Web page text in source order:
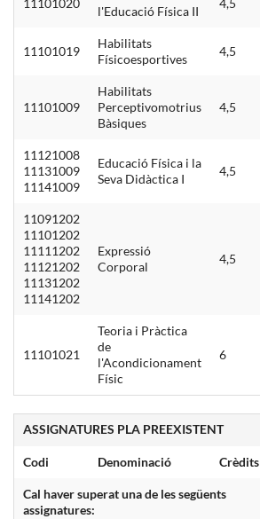
l'Educació Física II
11101019
Habilitats
Físicoesportives
4,5
11101009
Habilitats
Perceptivomotrius
Bàsiques
4,5
11121008
11131009
11141009
Educació Física i la
Seva Didàctica I
4,5
11091202
11101202
11111202
11121202
11131202
11141202
Expressió
Corporal
4,5
11101021
Teoria i Pràctica
de
l'Acondicionament
Físic
6
ASSIGNATURES PLA PREEXISTENT
Codi Denominació Crèdits
Cal haver superat una de les següents
assignatures: